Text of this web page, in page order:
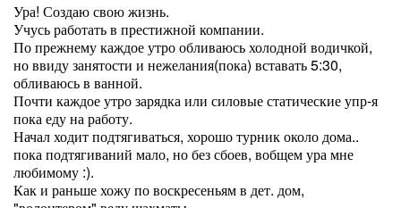
Ура! Создаю свою жизнь.
Учусь работать в престижной компании.
По прежнему каждое утро обливаюсь холодной водичкой,
но ввиду занятости и нежелания(пока) вставать 5:30,
обливаюсь в ванной.
Почти каждое утро зарядка или силовые статические упр-я
пока еду на работу.
Начал ходит подтягиваться, хорошо турник около дома..
пока подтягиваний мало, но без сбоев, вобщем ура мне
любимому :).
Как и раньше хожу по воскресеньям в дет. дом,